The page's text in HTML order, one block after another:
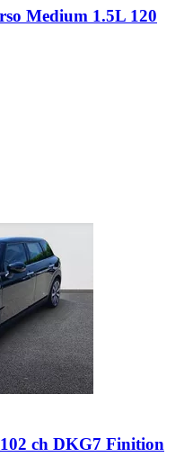
Medium 1.5L 120
ch DKG7 Finition